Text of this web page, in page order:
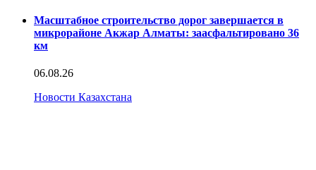
Масштабное строительство дорог завершается в
микрорайоне Акжар Алматы: заасфальтировано 36
км
06.08.26
Новости Казахстана